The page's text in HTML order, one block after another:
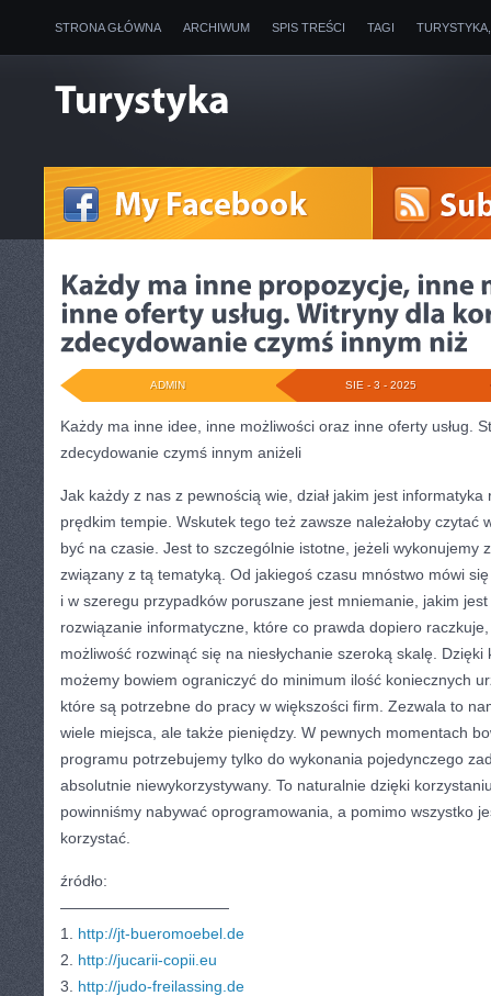
STRONA GŁÓWNA ARCHIWUM SPIS TREŚCI TAGI
SIE - 3 - 2025
ADMIN
Każdy ma inne idee, inne możliwości oraz inne oferty usług.
zdecydowanie czymś innym aniżeli
Jak każdy z nas z pewnością wie, dział jakim jest
prędkim tempie. Wskutek tego też zawsze należałoby czytać
być na czasie. Jest to szczególnie istotne, jeżeli wykonujemy
związany z tą tematyką. Od jakiegoś czasu mnóstwo mówi
i w szeregu przypadków poruszane jest mniemanie, jakim
rozwiązanie informatyczne, które co prawda dopiero raczkuje,
możliwość rozwinąć się na niesłychanie szeroką skalę. Dzięki
możemy bowiem ograniczyć do minimum ilość koniecznych
które są potrzebne do pracy w większości firm. Zezwala to
wiele miejsca, ale także pieniędzy. W pewnych momentach
programu potrzebujemy tylko do wykonania pojedynczego
absolutnie niewykorzystywany. To naturalnie dzięki
powinniśmy nabywać oprogramowania, a pomimo wszystko
korzystać.
źródło:
———————————
1. http://jt-bueromoebel.de
2. http://jucarii-copii.eu
3. http://judo-freilassing.de